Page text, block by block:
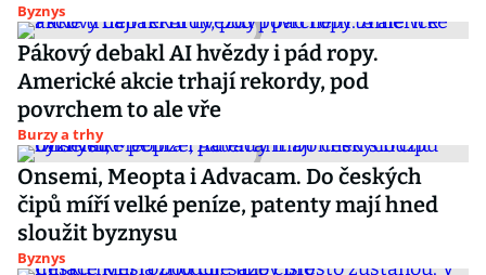
Byznys
Pákový debakl AI hvězdy i pád ropy.
Americké akcie trhají rekordy, pod
povrchem to ale vře
Burzy a trhy
Onsemi, Meopta i Advacam. Do českých
čipů míří velké peníze, patenty mají hned
sloužit byznysu
Byznys